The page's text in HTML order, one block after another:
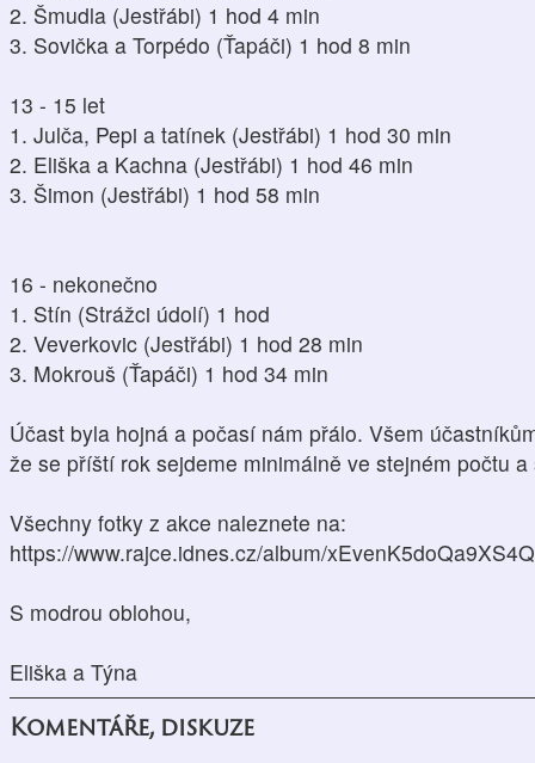
2. Šmudla (Jestřábi) 1 hod 4 min
3. Sovička a Torpédo (Ťapáči) 1 hod 8 min
13 - 15 let
1. Julča, Pepi a tatínek (Jestřábi) 1 hod 30 min
2. Eliška a Kachna (Jestřábi) 1 hod 46 min
3. Šimon (Jestřábi) 1 hod 58 min
16 - nekonečno
1. Stín (Strážci údolí) 1 hod
2. Veverkovic (Jestřábi) 1 hod 28 min
3. Mokrouš (Ťapáči) 1 hod 34 min
Účast byla hojná a počasí nám přálo. Všem
že se příští rok sejdeme minimálně ve stejném počtu
Všechny fotky z akce naleznete na:
https://www.rajce.idnes.cz/album/xEvenK5doQa9XS4Q
S modrou oblohou,
Eliška a Týna
Komentáře, diskuze